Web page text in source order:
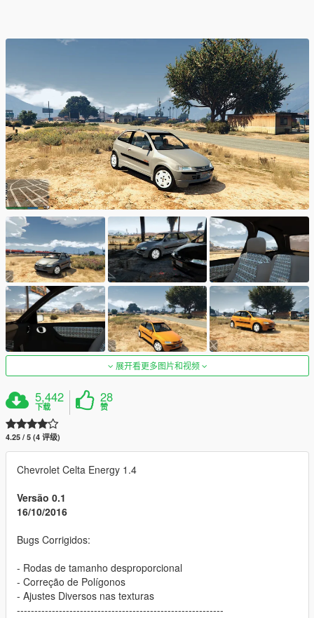
展开看更多图片和视频
5,442
下载
28
赞
4.25 / 5 (4 评级)
Chevrolet Celta Energy 1.4
Versão 0.1
16/10/2016
Bugs Corrigidos:
- Rodas de tamanho desproporcional
- Correção de Polígonos
- Ajustes Diversos nas texturas
-----------------------------------------------------------